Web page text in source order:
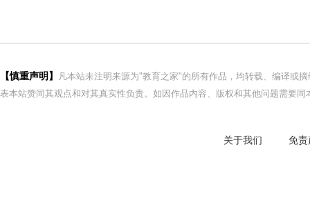
【慎重声明】
凡本站未注明来源为"教育之家"的所有作品，均转载、编译或
表本站赞同其观点和对其真实性负责。如因作品内容、版权和其他问题需要
关于我们 免责